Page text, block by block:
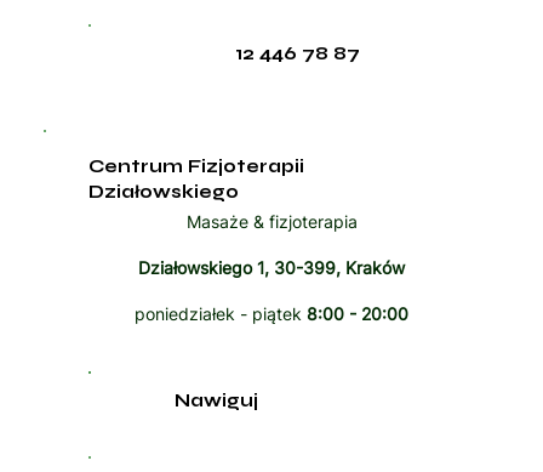
12 446 78 87
Centrum Fizjoterapii
Działowskiego
Masaże & fizjoterapia
Działowskiego 1, 30-399, Kraków
poniedziałek - piątek 8:00 - 20:00
Nawiguj